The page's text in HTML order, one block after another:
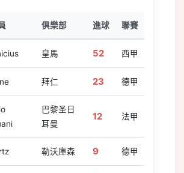
俱樂部 進球 聯賽
皇馬 52 西甲
拜仁 23 德甲
巴黎圣日
耳曼
12 法甲
勒沃庫森 9 德甲